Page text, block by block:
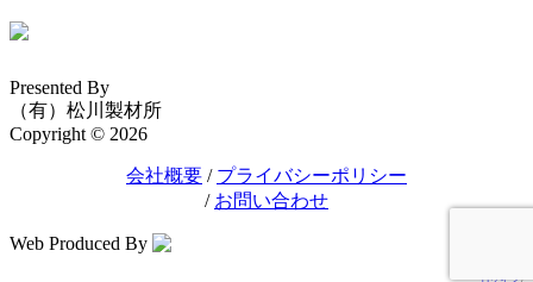
Presented By
（有）松川製材所
Copyright © 2026
会社概要 / プライバシーポリシー
/ お問い合わせ
Web Produced By